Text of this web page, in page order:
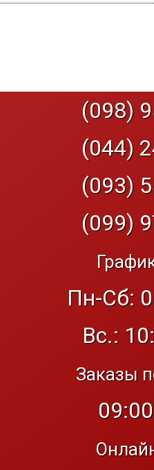
(098)
(044)
(093)
(099)
Пн-Сб:
Вс.:
Заказы